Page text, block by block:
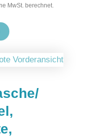
MwSt. berechnet.